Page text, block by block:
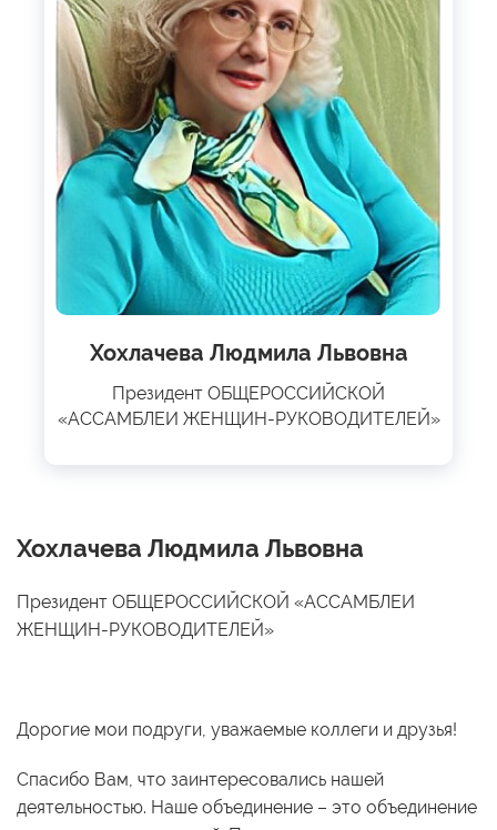
Хохлачева Людмила Львовна
Президент ОБЩЕРОССИЙСКОЙ
«АССАМБЛЕИ ЖЕНЩИН-РУКОВОДИТЕЛЕЙ»
Хохлачева Людмила Львовна
Президент ОБЩЕРОССИЙСКОЙ «АССАМБЛЕИ
ЖЕНЩИН-РУКОВОДИТЕЛЕЙ»
Дорогие мои подруги, уважаемые коллеги и друзья!
Спасибо Вам, что заинтересовались нашей
деятельностью. Наше объединение – это объединение